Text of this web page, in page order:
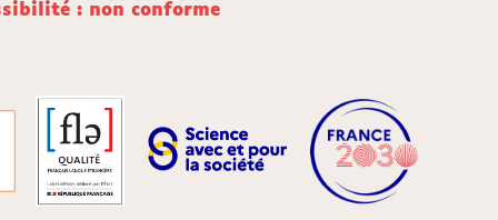
: non conforme